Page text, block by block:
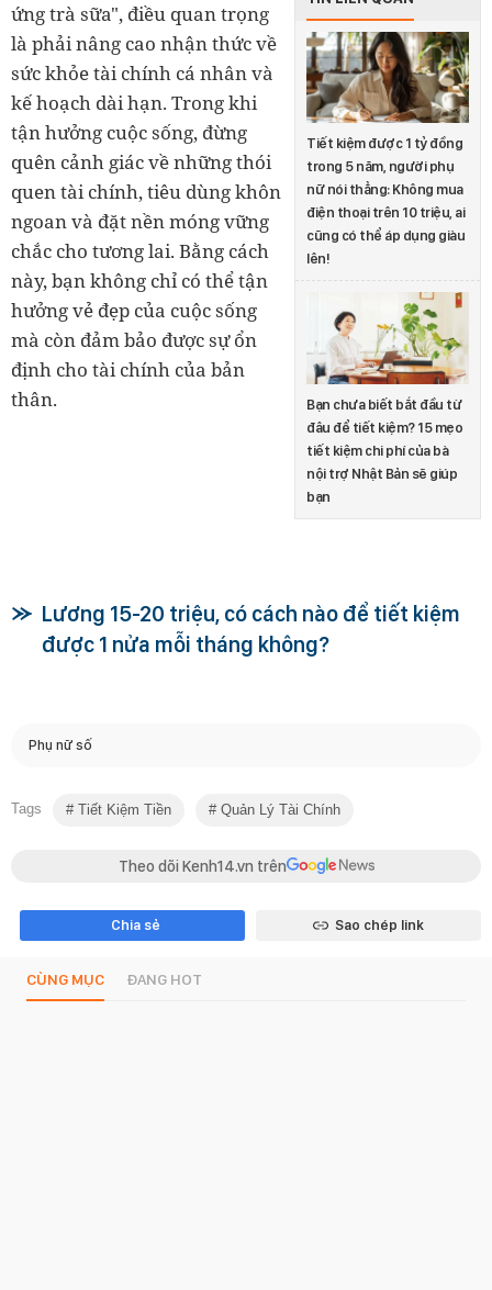
Tiết kiệm được 1 tỷ đồng
trong 5 năm, người phụ
nữ nói thẳng: Không mua
điện thoại trên 10 triệu, ai
cũng có thể áp dụng giàu
lên!
Bạn chưa biết bắt đầu từ
đâu để tiết kiệm? 15 mẹo
tiết kiệm chi phí của bà
nội trợ Nhật Bản sẽ giúp
bạn
ứng trà sữa", điều quan trọng
là phải nâng cao nhận thức về
sức khỏe tài chính cá nhân và
kế hoạch dài hạn. Trong khi
tận hưởng cuộc sống, đừng
quên cảnh giác về những thói
quen tài chính, tiêu dùng khôn
ngoan và đặt nền móng vững
chắc cho tương lai. Bằng cách
này, bạn không chỉ có thể tận
hưởng vẻ đẹp của cuộc sống
mà còn đảm bảo được sự ổn
định cho tài chính của bản
thân.
Lương 15-20 triệu, có cách nào để tiết kiệm
được 1 nửa mỗi tháng không?
Phụ nữ số
Tags Tiết Kiệm Tiền Quản Lý Tài Chính
Theo dõi Kenh14.vn trên
Chia sẻ Sao chép link
CÙNG MỤC ĐANG HOT